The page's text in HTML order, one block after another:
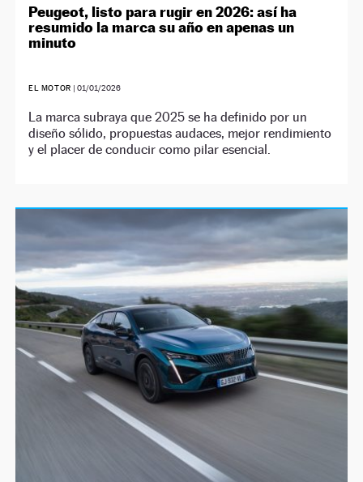
Peugeot, listo para rugir en 2026: así ha
resumido la marca su año en apenas un
minuto
EL MOTOR |01/01/2026
La marca subraya que 2025 se ha definido por un
diseño sólido, propuestas audaces, mejor rendimiento
y el placer de conducir como pilar esencial.